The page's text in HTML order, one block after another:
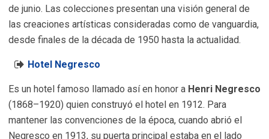
de junio. Las colecciones presentan una visión general de
las creaciones artísticas consideradas como de vanguardia,
desde finales de la década de 1950 hasta la actualidad.
Hotel Negresco
Es un hotel famoso llamado así en honor a Henri Negresco
(1868–1920) quien construyó el hotel en 1912. Para
mantener las convenciones de la época, cuando abrió el
Negresco en 1913, su puerta principal estaba en el lado